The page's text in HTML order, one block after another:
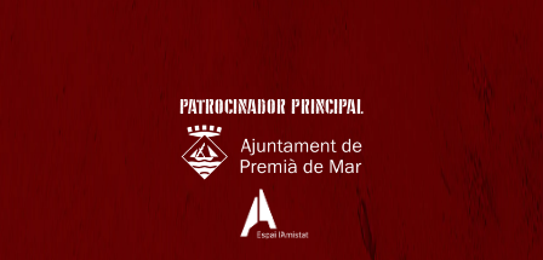
PATROCINADOR PRINCIPAL